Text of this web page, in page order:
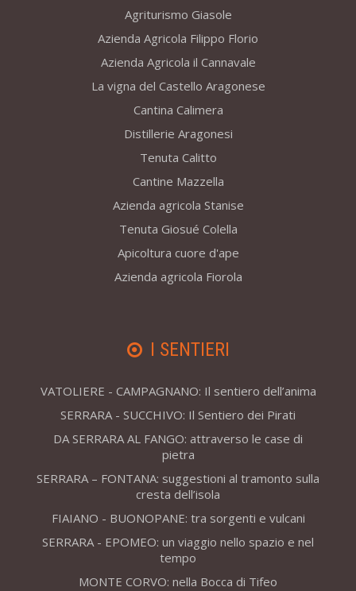
Agriturismo Giasole
Azienda Agricola Filippo Florio
Azienda Agricola il Cannavale
La vigna del Castello Aragonese
Cantina Calimera
Distillerie Aragonesi
Tenuta Calitto
Cantine Mazzella
Azienda agricola Stanise
Tenuta Giosué Colella
Apicoltura cuore d'ape
Azienda agricola Fiorola
I SENTIERI
VATOLIERE - CAMPAGNANO: Il sentiero dell’anima
SERRARA - SUCCHIVO: Il Sentiero dei Pirati
DA SERRARA AL FANGO: attraverso le case di
pietra
SERRARA – FONTANA: suggestioni al tramonto sulla
cresta dell’isola
FIAIANO - BUONOPANE: tra sorgenti e vulcani
SERRARA - EPOMEO: un viaggio nello spazio e nel
tempo
MONTE CORVO: nella Bocca di Tifeo